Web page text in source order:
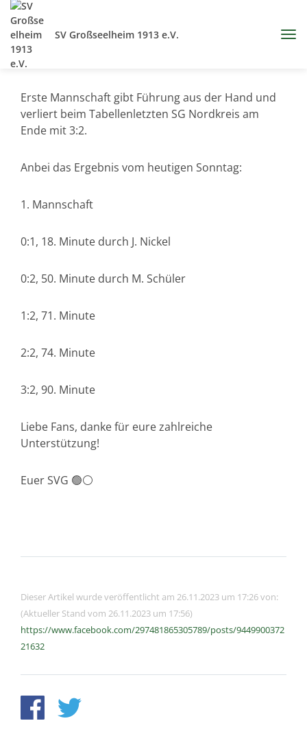
SV Großseelheim 1913 e.V.
Erste Mannschaft gibt Führung aus der Hand und
verliert beim Tabellenletzten SG Nordkreis am
Ende mit 3:2.
Anbei das Ergebnis vom heutigen Sonntag:
1. Mannschaft
0:1, 18. Minute durch J. Nickel
0:2, 50. Minute durch M. Schüler
1:2, 71. Minute
2:2, 74. Minute
3:2, 90. Minute
Liebe Fans, danke für eure zahlreiche
Unterstützung!
Euer SVG 🟢⚪️
Dieser Artikel wurde veröffentlicht am 26.11.2023 um 17:26 von:
(Aktueller Stand vom 26.11.2023 um 17:56)
https://www.facebook.com/297481865305789/posts/9449900372
21632